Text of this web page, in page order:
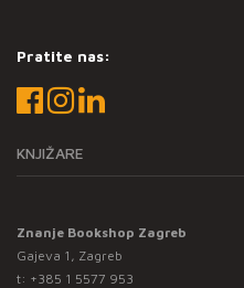
Pratite nas:
KNJIŽARE
Znanje Bookshop Zagreb
Gajeva 1, Zagreb
t: +385 1 5577 953